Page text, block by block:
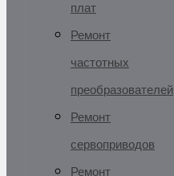
плат
Ремонт
частотных
преобразователей
Ремонт
сервоприводов
Ремонт